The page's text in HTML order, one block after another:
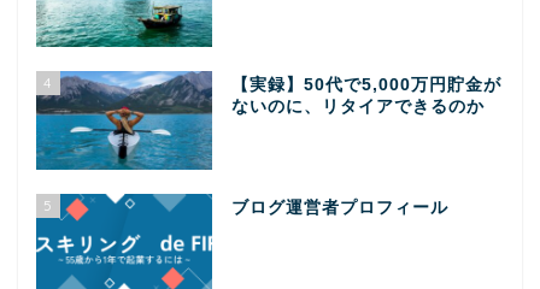
4
【実録】50代で5,000万円貯金が
ないのに、リタイアできるのか
5 ブログ運営者プロフィール